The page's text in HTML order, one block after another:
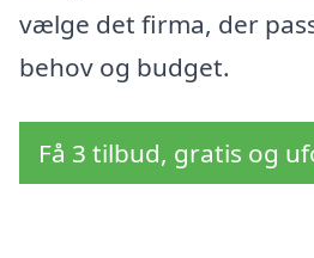
vælge det firma, der
behov og budget.
Få 3 tilbud, gratis og